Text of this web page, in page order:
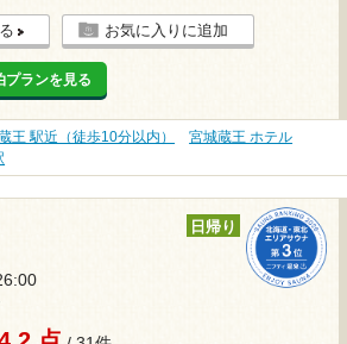
お気に入りに追加
プランを見る
王 駅近（徒歩10分以内）
宮城蔵王 ホテル
日帰り